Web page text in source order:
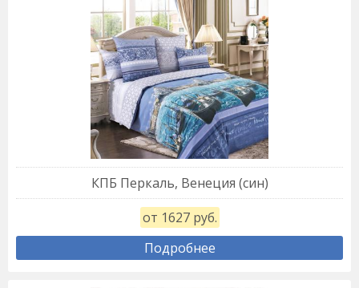
КПБ Перкаль, Венеция (син)
от 1627 руб.
Подробнее